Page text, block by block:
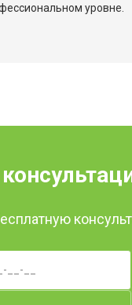
уровне.